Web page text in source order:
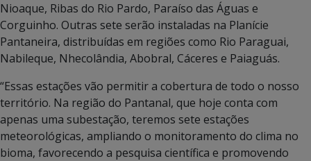
Nioaque, Ribas do Rio Pardo, Paraíso das Águas e
Corguinho. Outras sete serão instaladas na Planície
Pantaneira, distribuídas em regiões como Rio Paraguai,
Nabileque, Nhecolândia, Abobral, Cáceres e Paiaguás.
“Essas estações vão permitir a cobertura de todo o nosso
território. Na região do Pantanal, que hoje conta com
apenas uma subestação, teremos sete estações
meteorológicas, ampliando o monitoramento do clima no
bioma, favorecendo a pesquisa científica e promovendo